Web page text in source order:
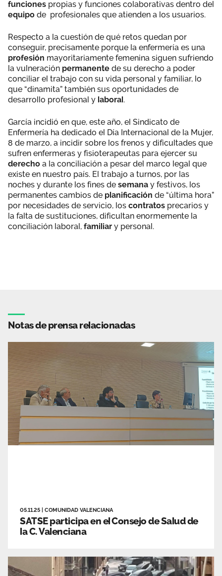
funciones propias y funciones colaborativas dentro del
equipo de profesionales que atienden a los usuarios.
Respecto a la cuestión de qué retos quedan por
conseguir, precisamente porque la enfermería es una
profesión mayoritariamente femenina siguen sufriendo
la vulneración permanente de su derecho a poder
conciliar el trabajo con su vida personal y familiar, lo
que “dinamita” también sus oportunidades de
desarrollo profesional y laboral.
García incidió en que, este año, el Sindicato de
Enfermería ha dedicado el Día Internacional de la Mujer,
8 de marzo, a incidir sobre los frenos y dificultades que
sufren enfermeras y fisioterapeutas para ejercer su
derecho a la conciliación a pesar del marco legal que
existe en nuestro país. El trabajo a turnos, por las
noches y durante los fines de semana y festivos, los
permanentes cambios de planificación de “última hora”
por necesidades de servicio, los contratos precarios y
la falta de sustituciones, dificultan enormemente la
conciliación laboral, familiar y personal.
Notas de prensa relacionadas
05.11.25 COMUNIDAD VALENCIANA
SATSE participa en el Consejo de Salud de
la C. Valenciana